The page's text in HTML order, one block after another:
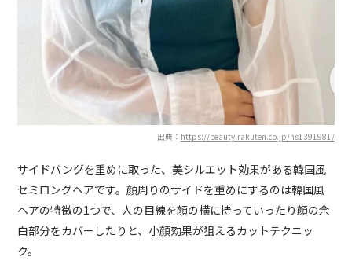
出典： https://beauty.rakuten.co.jp/hs1391981/
サイドバングを重めに取った、美シルエット効果がある韓国風
セミロングヘアです。顔周りのサイドを重めにするのは韓国風
ヘアの特徴の1つで、人の目線を顔の横に持っていったり顔の余
白部分をカバーしたりと、小顔効果が狙えるカットテクニッ
ク。